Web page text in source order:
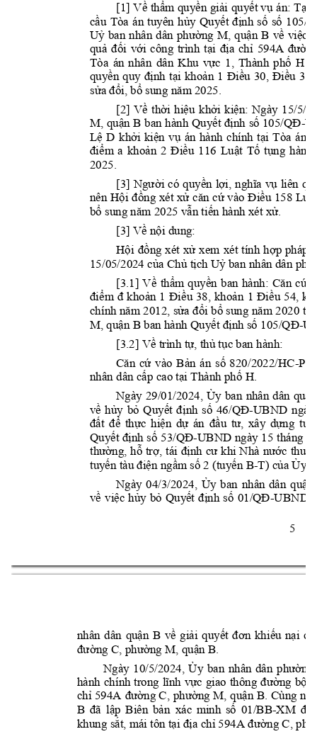
5
[1] Về thẩm quyền giải quyết vụ án: Tại
cầu Tòa án tuyên hủy Quyết định số số 105/
Uỷ ban nhân dân phường M quận B về việc
quả đối với công trình tại địa chỉ 594A
Tòa án nhân dân Khu vực 1, Thành phố H
quyền quy định tại khoản 1 Điều 30, Điều 31
sửa đổi, bổ sung năm 2025
[2] Về thời hiệu khởi kiện: Ngày 15/5/
M, quận B ban hành Quyết định số 105/QĐ-
Lệ D khởi kiện vụ án hành chính tại Tòa án
điểm a khoản 2 Điều 116 Luật Tố tụng hành
2025.
[3] Người có quyền lợi, nghĩa vụ liên
nên Hội đồng xét xử căn cứ vào Điều 158
bổ sung năm 2025 vẫn tiến hành xét xử.
[3] Về nội dung:
Hội đồng xét xử xem xét tính hợp pháp
15/05/2024 của Chủ tịch Uỷ ban nhân dân p
[3.1] Về thẩm quyền ban hành: Căn cứ
điểm đ khoản 1 Điều 38, khoản 1 Điều 54,
chính năm 2012, sửa đổi bổ sung năm 2020
M , quận B ban hành Quyết định số 105/QĐ-
[3.2] Về trình tự, thủ tục ban hành:
Căn cứ vào Bản án số 820/2022/HC-PT
nhân dân cấp cao tại Thành phố H.
Ngày 29/01/2024, Ủy ban nhân dân q
về hủy bỏ Quyết định số 46/QĐ-UBND
đất để thực hiện dự án đầu tư, xây dựng
Quyết định số 53/QĐ-UBND ngày 15 tháng
thường, hỗ trợ, tái định cư khi Nhà nước thu
tuyến tàu điện ngầm số 2 (tuyến B-T) của Ủy b
Ngày 04/3/2024, Ủy ban nhân dân quận
về việc hủy bỏ Quyết định số 01/QĐ-UBND
nhân dân quận B về giải quyết đơn khiếu nại
đường C phường M quận B
Ngày 10/5/2024, Ủy ban nhân dân phường
hành chính trong lĩnh vực giao thông đường bộ
chỉ 594A đường C, phường M, quận B. Cùng
B đã lập Biên bản xác minh số 01/BB-XM để
khung sắt, mái tôn tại địa chỉ 594A đường C , p